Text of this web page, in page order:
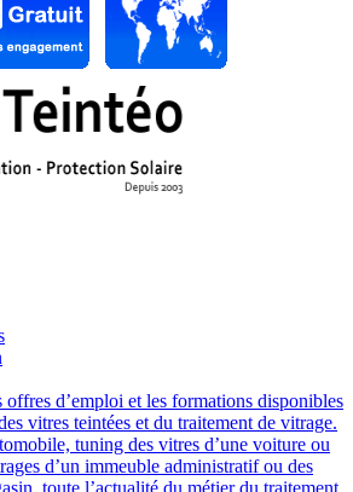
offres d’emploi et les formations disponibles
vitres teintées et du traitement de vitrage.
tuning des vitres d’une voiture ou
d’un immeuble administratif ou des
toute l’actualité du métier du traitement